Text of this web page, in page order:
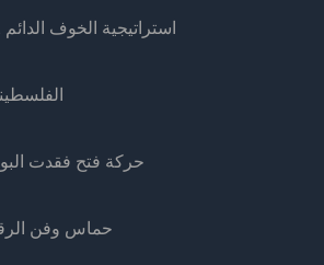
استراتيجية الخوف
حركة فتح فقدت
حماس وفن